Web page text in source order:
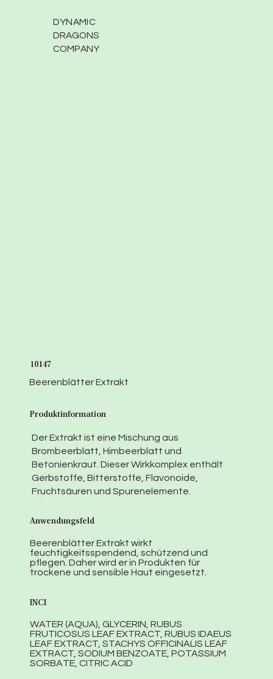
DYNAMIC
DRAGONS
COMPANY
10147
Beerenblätter Extrakt
Produktinformation
Der Extrakt ist eine Mischung aus
Brombeerblatt, Himbeerblatt und
Betonienkraut. Dieser Wirkkomplex enthält
Gerbstoffe, Bitterstoffe, Flavonoide,
Fruchtsäuren und Spurenelemente.
Anwendungsfeld
Beerenblätter Extrakt wirkt
feuchtigkeitsspendend, schützend und
pflegen. Daher wird er in Produkten für
trockene und sensible Haut eingesetzt.
INCI
WATER (AQUA), GLYCERIN, RUBUS
FRUTICOSUS LEAF EXTRACT, RUBUS IDAEUS
LEAF EXTRACT, STACHYS OFFICINALIS LEAF
EXTRACT, SODIUM BENZOATE, POTASSIUM
SORBATE, CITRIC ACID